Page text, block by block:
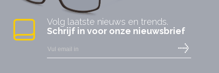
Volg laatste nieuws en trends.
Schrijf in voor onze nieuwsbrief